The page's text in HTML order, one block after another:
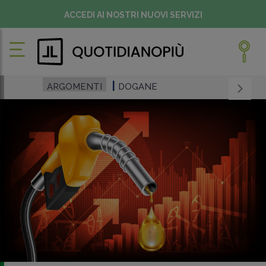
ACCEDI AI NOSTRI NUOVI SERVIZI
ARGOMENTI DOGANE